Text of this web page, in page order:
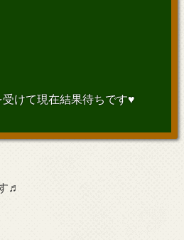
受けて現在結果待ちです♥
♬